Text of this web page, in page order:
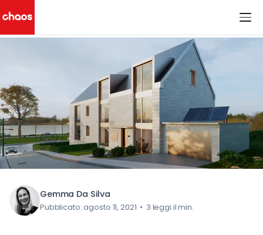
Chaos Logo
< Tutti i post del blog
Gemma Da Silva
Pubblicato: agosto 11, 2021 • 3 leggi il min.